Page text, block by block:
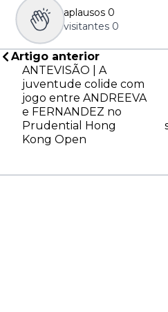
aplausos 0
visitantes 0
Artigo anterior
ANTEVISÃO | A
juventude colide com
jogo entre ANDREEVA
e FERNANDEZ no
Prudential Hong
Kong Open